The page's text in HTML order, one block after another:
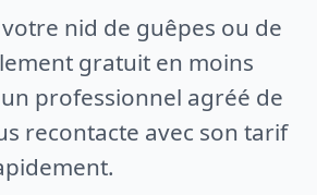
nid de guêpes ou de
gratuit en moins
professionnel agréé de
recontacte avec son tarif